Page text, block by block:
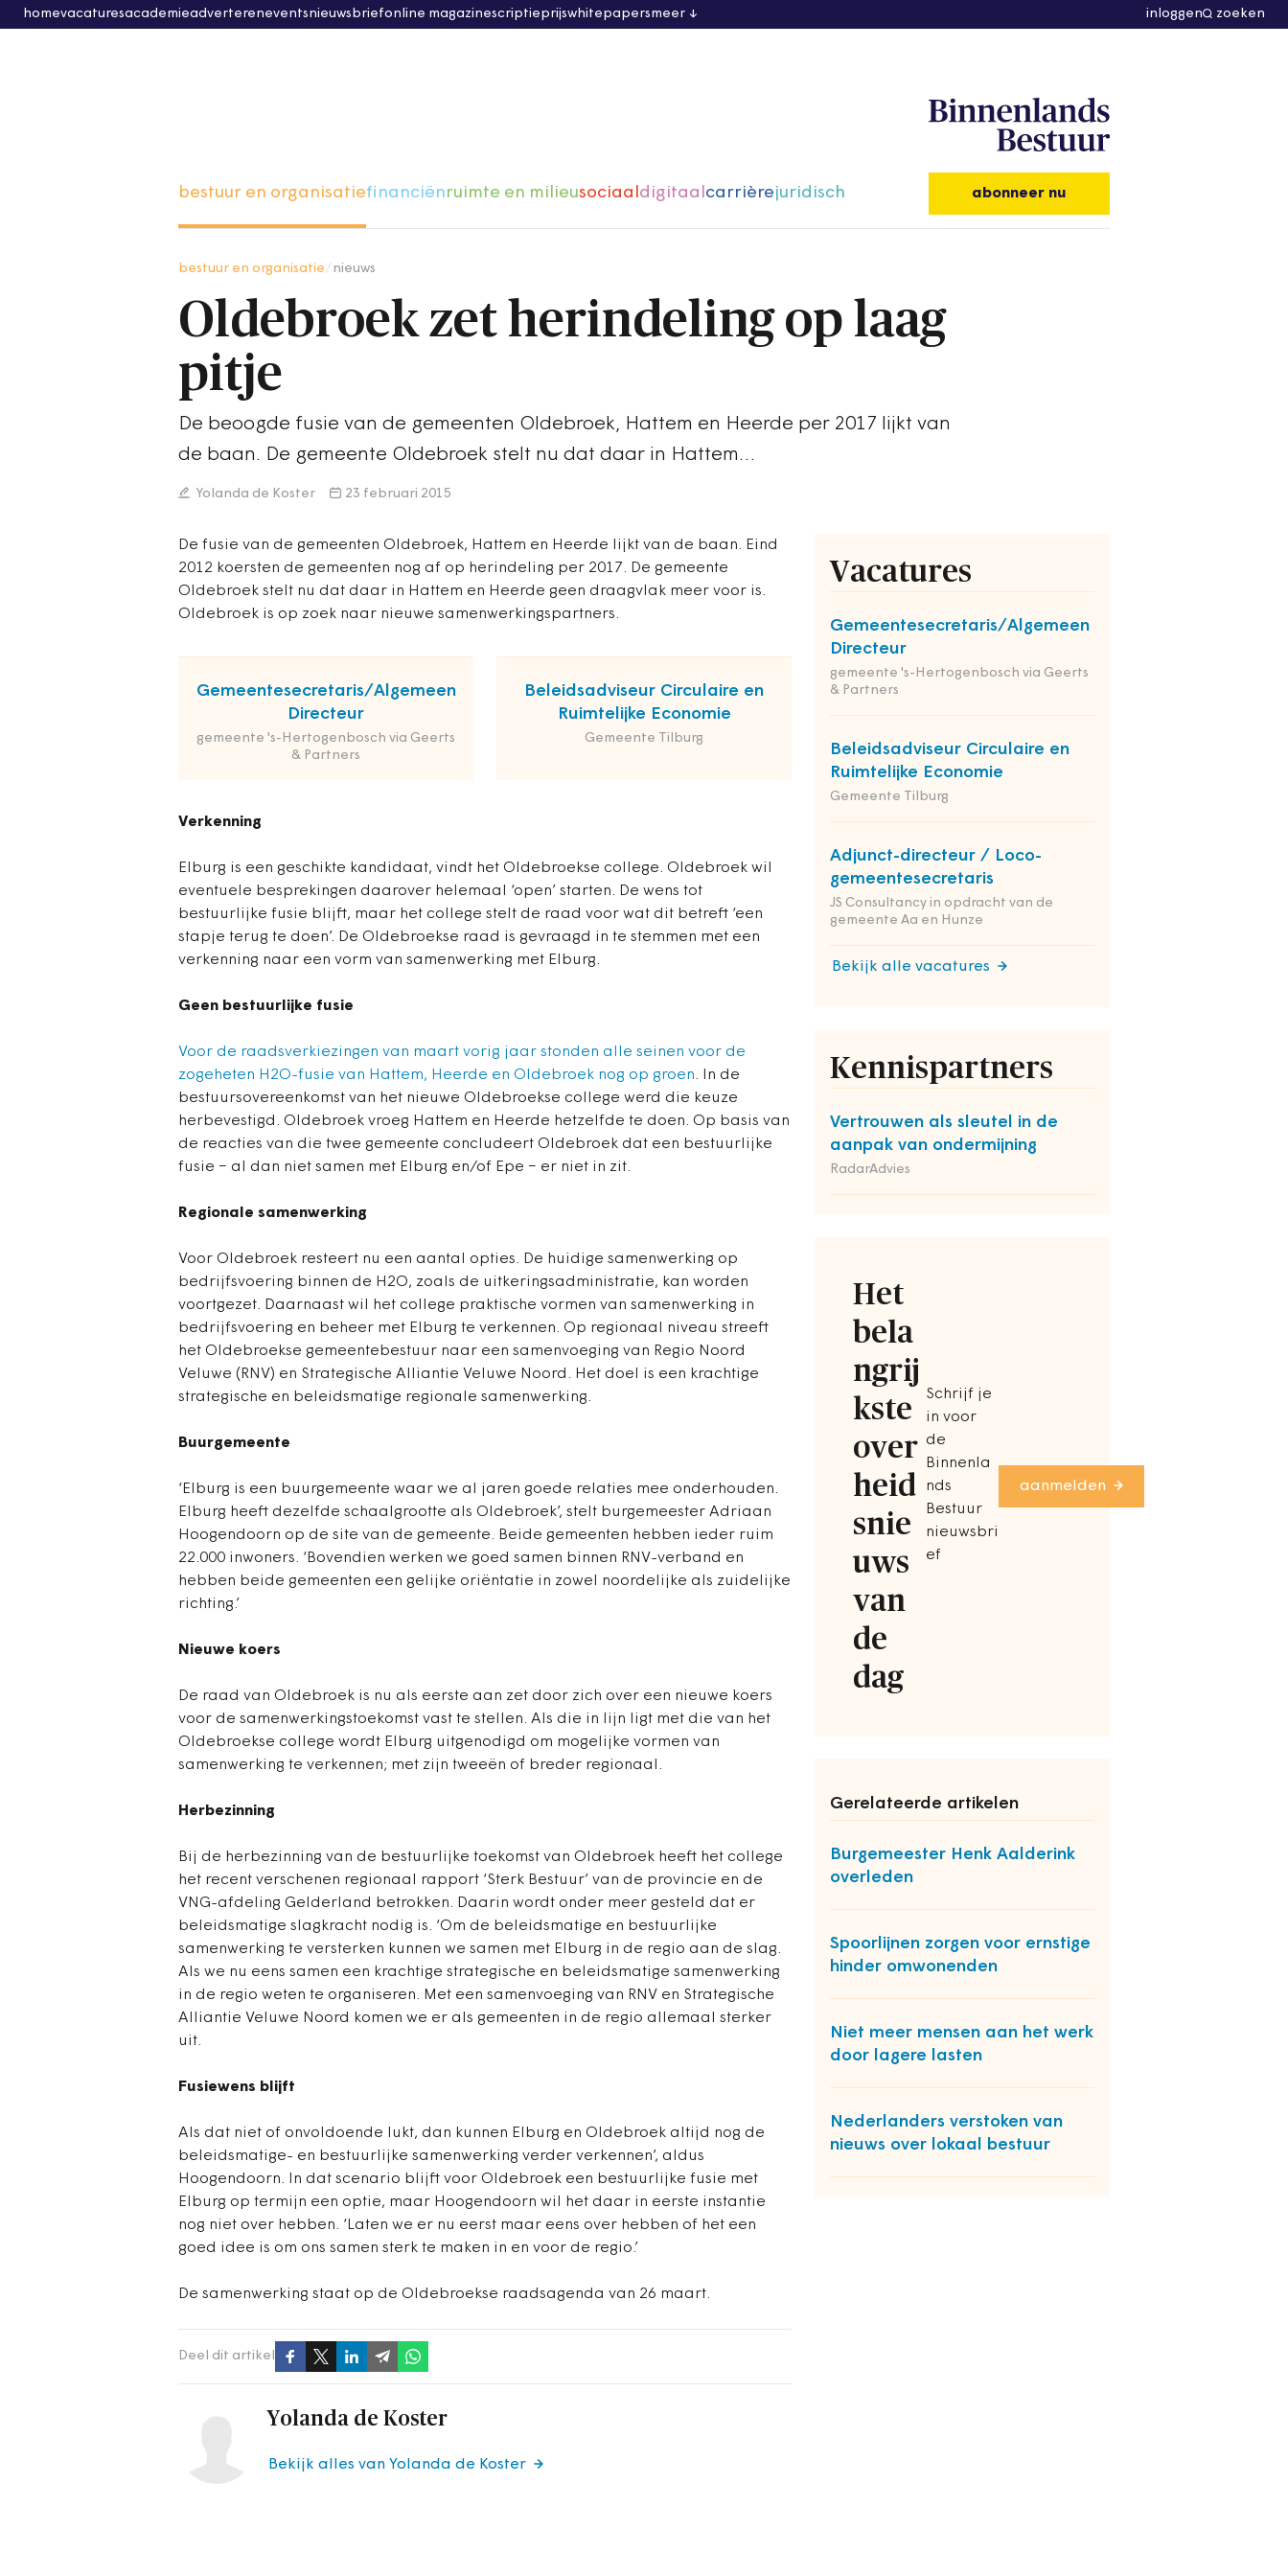
homevacaturesacademieadvertereneventsnieuwsbriefonline magazinescriptieprijswhitepapersmeer inloggen zoeken
bestuur en organisatiefinanciënruimte en milieusociaaldigitaalcarrièrejuridisch abonneer nu
bestuur en organisatie nieuws
Oldebroek zet herindeling op laag
pitje
De beoogde fusie van de gemeenten Oldebroek, Hattem en Heerde per 2017 lijkt van
de baan. De gemeente Oldebroek stelt nu dat daar in Hattem…
Yolanda de Koster 23 februari 2015
De fusie van de gemeenten Oldebroek, Hattem en Heerde lijkt van de baan. Eind
2012 koersten de gemeenten nog af op herindeling per 2017. De gemeente
Oldebroek stelt nu dat daar in Hattem en Heerde geen draagvlak meer voor is.
Oldebroek is op zoek naar nieuwe samenwerkingspartners.
Gemeentesecretaris/Algemeen
Directeur
gemeente 's-Hertogenbosch via Geerts
& Partners
Beleidsadviseur Circulaire en
Ruimtelijke Economie
Gemeente Tilburg
Verkenning
Vacatures
Gemeentesecretaris/Algemeen
Directeur
gemeente 's-Hertogenbosch via Geerts
& Partners
Beleidsadviseur Circulaire en
Ruimtelijke Economie
Gemeente Tilburg
Adjunct-directeur / Loco-
gemeentesecretaris
JS Consultancy in opdracht van de
gemeente Aa en Hunze
Bekijk alle vacatures
Kennispartners
Vertrouwen als sleutel in de
aanpak van ondermijning
RadarAdvies
Het
bela
ngrij
kste
over
heid
snie
uws
van
de
dag
Schrijf je
in voor
de
Binnenla
nds
Bestuur
nieuwsbri
ef
aanmelden
Gerelateerde artikelen
Burgemeester Henk Aalderink
overleden
Spoorlijnen zorgen voor ernstige
hinder omwonenden
Niet meer mensen aan het werk
door lagere lasten
Nederlanders verstoken van
nieuws over lokaal bestuur
Elburg is een geschikte kandidaat, vindt het Oldebroekse college. Oldebroek wil
eventuele besprekingen daarover helemaal ‘open’ starten. De wens tot
bestuurlijke fusie blijft, maar het college stelt de raad voor wat dit betreft ‘een
stapje terug te doen’. De Oldebroekse raad is gevraagd in te stemmen met een
verkenning naar een vorm van samenwerking met Elburg.
Geen bestuurlijke fusie
Voor de raadsverkiezingen van maart vorig jaar stonden alle seinen voor de
zogeheten H2O-fusie van Hattem, Heerde en Oldebroek nog op groen. In de
bestuursovereenkomst van het nieuwe Oldebroekse college werd die keuze
herbevestigd. Oldebroek vroeg Hattem en Heerde hetzelfde te doen. Op basis van
de reacties van die twee gemeente concludeert Oldebroek dat een bestuurlijke
fusie − al dan niet samen met Elburg en/of Epe − er niet in zit.
Regionale samenwerking
Voor Oldebroek resteert nu een aantal opties. De huidige samenwerking op
bedrijfsvoering binnen de H2O, zoals de uitkeringsadministratie, kan worden
voortgezet. Daarnaast wil het college praktische vormen van samenwerking in
bedrijfsvoering en beheer met Elburg te verkennen. Op regionaal niveau streeft
het Oldebroekse gemeentebestuur naar een samenvoeging van Regio Noord
Veluwe (RNV) en Strategische Alliantie Veluwe Noord. Het doel is een krachtige
strategische en beleidsmatige regionale samenwerking.
Buurgemeente
‘Elburg is een buurgemeente waar we al jaren goede relaties mee onderhouden.
Elburg heeft dezelfde schaalgrootte als Oldebroek’, stelt burgemeester Adriaan
Hoogendoorn op de site van de gemeente. Beide gemeenten hebben ieder ruim
22.000 inwoners. ‘Bovendien werken we goed samen binnen RNV-verband en
hebben beide gemeenten een gelijke oriëntatie in zowel noordelijke als zuidelijke
richting.’
Nieuwe koers
De raad van Oldebroek is nu als eerste aan zet door zich over een nieuwe koers
voor de samenwerkingstoekomst vast te stellen. Als die in lijn ligt met die van het
Oldebroekse college wordt Elburg uitgenodigd om mogelijke vormen van
samenwerking te verkennen; met zijn tweeën of breder regionaal.
Herbezinning
Bij de herbezinning van de bestuurlijke toekomst van Oldebroek heeft het college
het recent verschenen regionaal rapport ‘Sterk Bestuur’ van de provincie en de
VNG-afdeling Gelderland betrokken. Daarin wordt onder meer gesteld dat er
beleidsmatige slagkracht nodig is. ‘Om de beleidsmatige en bestuurlijke
samenwerking te versterken kunnen we samen met Elburg in de regio aan de slag.
Als we nu eens samen een krachtige strategische en beleidsmatige samenwerking
in de regio weten te organiseren. Met een samenvoeging van RNV en Strategische
Alliantie Veluwe Noord komen we er als gemeenten in de regio allemaal sterker
uit.
Fusiewens blijft
Als dat niet of onvoldoende lukt, dan kunnen Elburg en Oldebroek altijd nog de
beleidsmatige- en bestuurlijke samenwerking verder verkennen’, aldus
Hoogendoorn. In dat scenario blijft voor Oldebroek een bestuurlijke fusie met
Elburg op termijn een optie, maar Hoogendoorn wil het daar in eerste instantie
nog niet over hebben. ‘Laten we er nu eerst maar eens over hebben of het een
goed idee is om ons samen sterk te maken in en voor de regio.’
De samenwerking staat op de Oldebroekse raadsagenda van 26 maart.
Deel dit artikel
Yolanda de Koster
Bekijk alles van Yolanda de Koster